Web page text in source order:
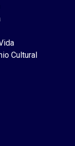
Cultural